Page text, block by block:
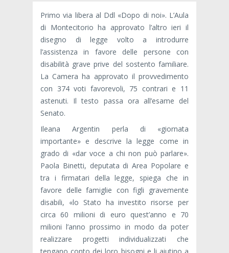
Primo via libera al Ddl «Dopo di noi». L’Aula
di Montecitorio ha approvato l’altro ieri il
disegno di legge volto a introdurre
l’assistenza in favore delle persone con
disabilità grave prive del sostento familiare.
La Camera ha approvato il provvedimento
con 374 voti favorevoli, 75 contrari e 11
astenuti. Il testo passa ora all’esame del
Senato.
Ileana Argentin perla di «giornata
importante» e descrive la legge come in
grado di «dar voce a chi non può parlare».
Paola Binetti, deputata di Area Popolare e
tra i firmatari della legge, spiega che in
favore delle famiglie con figli gravemente
disabili, «lo Stato ha investito risorse per
circa 60 milioni di euro quest’anno e 70
milioni l’anno prossimo in modo da poter
realizzare progetti individualizzati che